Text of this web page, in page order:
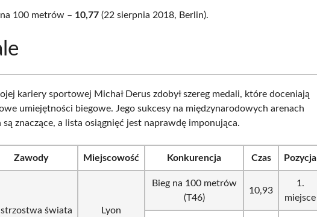
100 metrów – 10,77 (22 sierpnia 2018, Berlin).
kariery sportowej Michał Derus zdobył szereg medali, które doceniają
umiejętności biegowe. Jego sukcesy na międzynarodowych arenach
znaczące, a lista osiągnięć jest naprawdę imponująca.
Zawody Miejscowość Konkurencja Czas Pozycja
świata Lyon
Bieg na 100 metrów
(T46)
10,93
1.
miejsce